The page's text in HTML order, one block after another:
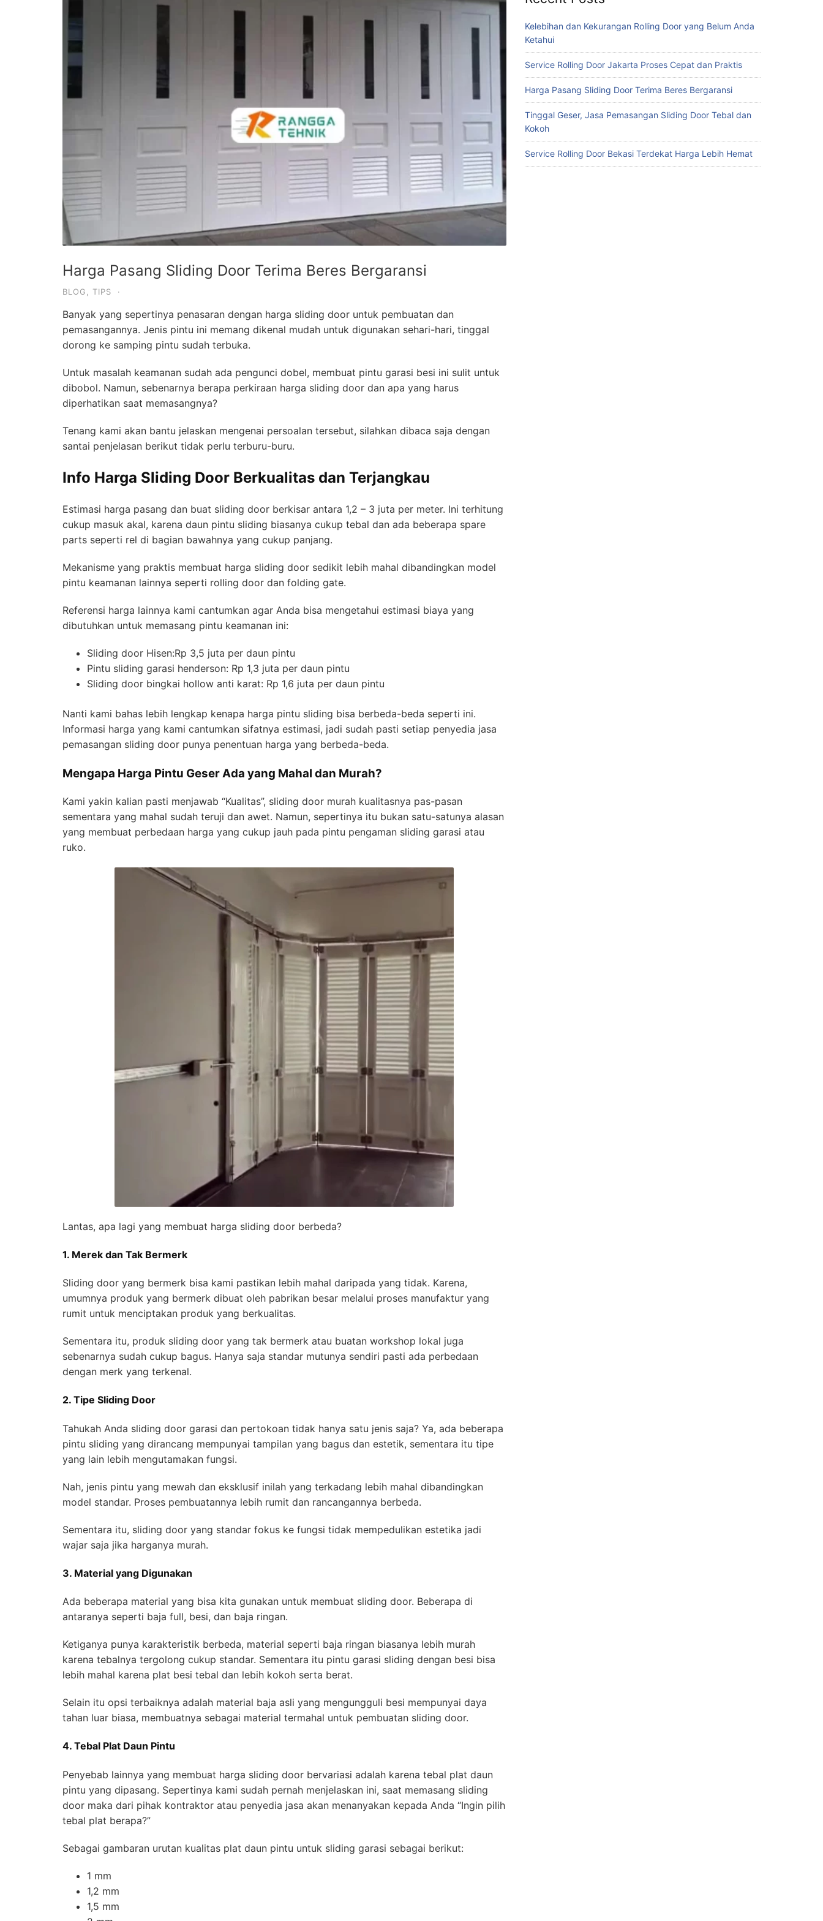
Harga Pasang Sliding Door Terima Beres Bergaransi
BLOG TIPS ·
Banyak yang sepertinya penasaran dengan harga sliding door untuk pembuatan dan
pemasangannya. Jenis pintu ini memang dikenal mudah untuk digunakan sehari-hari, tinggal
dorong ke samping pintu sudah terbuka.
Untuk masalah keamanan sudah ada pengunci dobel, membuat pintu garasi besi ini sulit untuk
dibobol. Namun, sebenarnya berapa perkiraan harga sliding door dan apa yang harus
diperhatikan saat memasangnya?
Tenang kami akan bantu jelaskan mengenai persoalan tersebut, silahkan dibaca saja dengan
santai penjelasan berikut tidak perlu terburu-buru.
Info Harga Sliding Door Berkualitas dan Terjangkau
Estimasi harga pasang dan buat sliding door berkisar antara 1,2 – 3 juta per meter. Ini terhitung
cukup masuk akal, karena daun pintu sliding biasanya cukup tebal dan ada beberapa spare
parts seperti rel di bagian bawahnya yang cukup panjang.
Mekanisme yang praktis membuat harga sliding door sedikit lebih mahal dibandingkan model
pintu keamanan lainnya seperti rolling door dan folding gate.
Referensi harga lainnya kami cantumkan agar Anda bisa mengetahui estimasi biaya yang
dibutuhkan untuk memasang pintu keamanan ini:
Sliding door Hisen:Rp 3,5 juta per daun pintu
Pintu sliding garasi henderson: Rp 1,3 juta per daun pintu
Sliding door bingkai hollow anti karat: Rp 1,6 juta per daun pintu
Nanti kami bahas lebih lengkap kenapa harga pintu sliding bisa berbeda-beda seperti ini.
Informasi harga yang kami cantumkan sifatnya estimasi, jadi sudah pasti setiap penyedia jasa
pemasangan sliding door punya penentuan harga yang berbeda-beda.
Mengapa Harga Pintu Geser Ada yang Mahal dan Murah?
Kami yakin kalian pasti menjawab “Kualitas”, sliding door murah kualitasnya pas-pasan
sementara yang mahal sudah teruji dan awet. Namun, sepertinya itu bukan satu-satunya alasan
yang membuat perbedaan harga yang cukup jauh pada pintu pengaman sliding garasi atau
ruko.
Lantas, apa lagi yang membuat harga sliding door berbeda?
1. Merek dan Tak Bermerk
Sliding door yang bermerk bisa kami pastikan lebih mahal daripada yang tidak. Karena,
umumnya produk yang bermerk dibuat oleh pabrikan besar melalui proses manufaktur yang
rumit untuk menciptakan produk yang berkualitas.
Sementara itu, produk sliding door yang tak bermerk atau buatan workshop lokal juga
sebenarnya sudah cukup bagus. Hanya saja standar mutunya sendiri pasti ada perbedaan
dengan merk yang terkenal.
2. Tipe Sliding Door
Tahukah Anda sliding door garasi dan pertokoan tidak hanya satu jenis saja? Ya, ada beberapa
pintu sliding yang dirancang mempunyai tampilan yang bagus dan estetik, sementara itu tipe
yang lain lebih mengutamakan fungsi.
Nah, jenis pintu yang mewah dan eksklusif inilah yang terkadang lebih mahal dibandingkan
model standar. Proses pembuatannya lebih rumit dan rancangannya berbeda.
Sementara itu, sliding door yang standar fokus ke fungsi tidak mempedulikan estetika jadi
wajar saja jika harganya murah.
3. Material yang Digunakan
Ada beberapa material yang bisa kita gunakan untuk membuat sliding door. Beberapa di
antaranya seperti baja full, besi, dan baja ringan.
Ketiganya punya karakteristik berbeda, material seperti baja ringan biasanya lebih murah
karena tebalnya tergolong cukup standar. Sementara itu pintu garasi sliding dengan besi bisa
lebih mahal karena plat besi tebal dan lebih kokoh serta berat.
Selain itu opsi terbaiknya adalah material baja asli yang mengungguli besi mempunyai daya
tahan luar biasa, membuatnya sebagai material termahal untuk pembuatan sliding door.
4. Tebal Plat Daun Pintu
Penyebab lainnya yang membuat harga sliding door bervariasi adalah karena tebal plat daun
pintu yang dipasang. Sepertinya kami sudah pernah menjelaskan ini, saat memasang sliding
door maka dari pihak kontraktor atau penyedia jasa akan menanyakan kepada Anda “Ingin pilih
tebal plat berapa?”
Sebagai gambaran urutan kualitas plat daun pintu untuk sliding garasi sebagai berikut:
1 mm
1,2 mm
1,5 mm
Kelebihan dan Kekurangan Rolling Door yang Belum Anda
Ketahui
Service Rolling Door Jakarta Proses Cepat dan Praktis
Harga Pasang Sliding Door Terima Beres Bergaransi
Tinggal Geser, Jasa Pemasangan Sliding Door Tebal dan
Kokoh
Service Rolling Door Bekasi Terdekat Harga Lebih Hemat